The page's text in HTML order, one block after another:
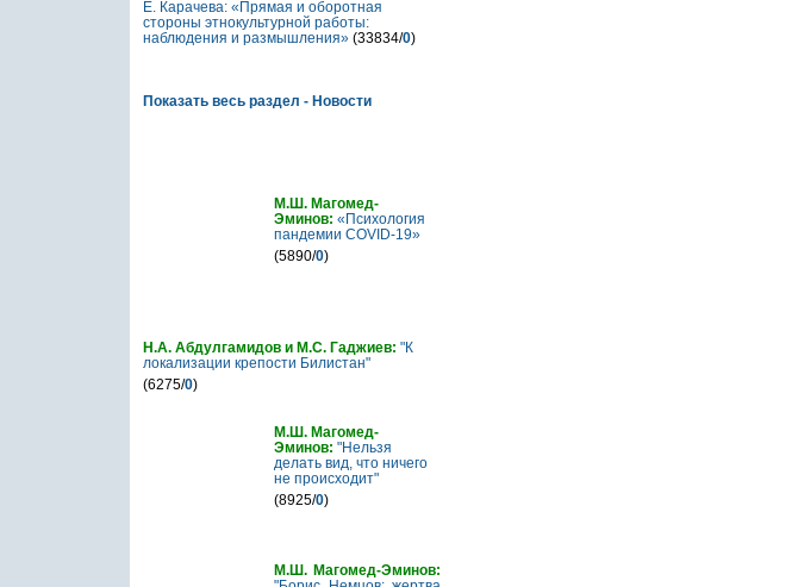
Е. Карачева: «Прямая и оборотная
стороны этнокультурной работы:
наблюдения и размышления» (33834/0)
Показать весь раздел - Новости
М.Ш. Магомед-
Эминов: «Психология
пандемии COVID-19»
(5890/0)
Н.А. Абдулгамидов и М.С. Гаджиев: "К
локализации крепости Билистан"
(6275/0)
М.Ш. Магомед-
Эминов: "Нельзя
делать вид, что ничего
не происходит"
(8925/0)
М.Ш. Магомед-Эминов: